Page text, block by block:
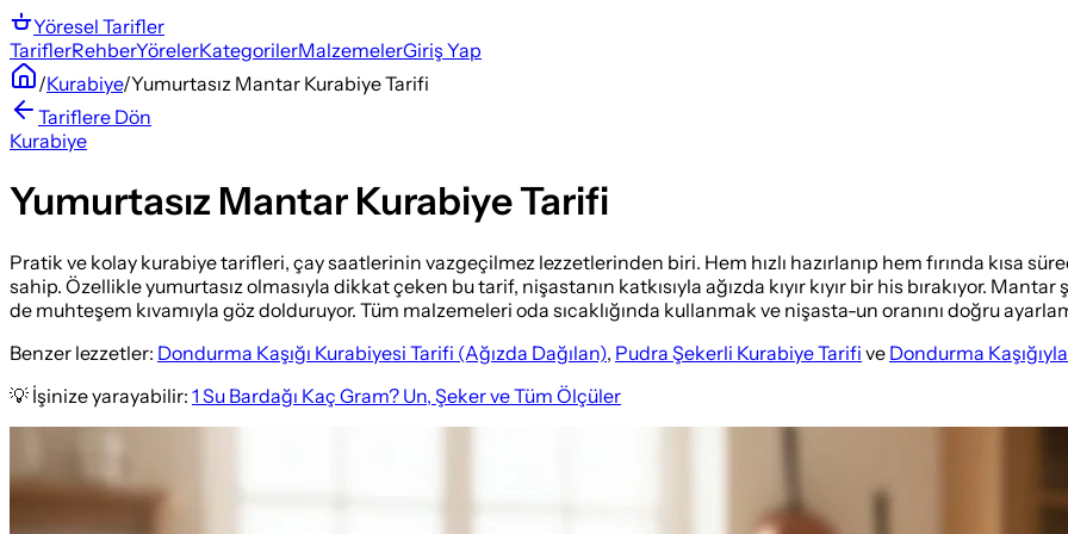
Yöresel Tarifler
TariflerRehberYörelerKategorilerMalzemelerGiriş Yap
/Kurabiye/Yumurtasız Mantar Kurabiye Tarifi
Tariflere Dön
Kurabiye
Yumurtasız Mantar Kurabiye Tarifi
Pratik ve kolay kurabiye tarifleri, çay saatlerinin vazgeçilmez lezzetlerinden biri. Hem hızlı hazırlanıp hem fırında kısa
sahip. Özellikle yumurtasız olmasıyla dikkat çeken bu tarif, nişastanın katkısıyla ağızda kıyır kıyır bir his bırakıyor.
de muhteşem kıvamıyla göz dolduruyor. Tüm malzemeleri oda sıcaklığında kullanmak ve nişasta-un oranını doğru
Benzer lezzetler: Dondurma Kaşığı Kurabiyesi Tarifi (Ağızda Dağılan), Pudra Şekerli Kurabiye Tarifi ve Dondurma
💡 İşinize yarayabilir: 1 Su Bardağı Kaç Gram? Un, Şeker ve Tüm Ölçüler